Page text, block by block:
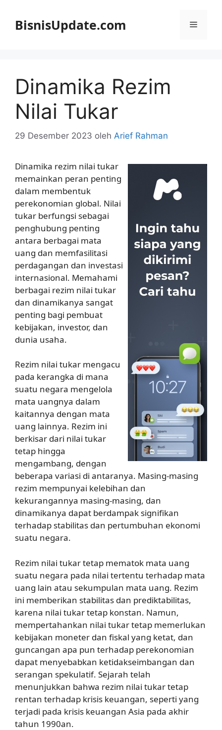
BisnisUpdate.com Menu
Dinamika Rezim
Nilai Tukar
29 Desember 2023 oleh Arief Rahman
Dinamika rezim nilai tukar
memainkan peran penting
dalam membentuk
perekonomian global. Nilai
tukar berfungsi sebagai
penghubung penting
antara berbagai mata
uang dan memfasilitasi
perdagangan dan investasi
internasional. Memahami
berbagai rezim nilai tukar
dan dinamikanya sangat
penting bagi pembuat
kebijakan, investor, dan
dunia usaha.
Rezim nilai tukar mengacu
pada kerangka di mana
suatu negara mengelola
mata uangnya dalam
kaitannya dengan mata
uang lainnya. Rezim ini
berkisar dari nilai tukar
tetap hingga
mengambang, dengan
beberapa variasi di antaranya. Masing-masing
rezim mempunyai kelebihan dan
kekurangannya masing-masing, dan
dinamikanya dapat berdampak signifikan
terhadap stabilitas dan pertumbuhan ekonomi
suatu negara.
Rezim nilai tukar tetap mematok mata uang
suatu negara pada nilai tertentu terhadap mata
uang lain atau sekumpulan mata uang. Rezim
ini memberikan stabilitas dan prediktabilitas,
karena nilai tukar tetap konstan. Namun,
mempertahankan nilai tukar tetap memerlukan
kebijakan moneter dan fiskal yang ketat, dan
guncangan apa pun terhadap perekonomian
dapat menyebabkan ketidakseimbangan dan
serangan spekulatif. Sejarah telah
menunjukkan bahwa rezim nilai tukar tetap
rentan terhadap krisis keuangan, seperti yang
terjadi pada krisis keuangan Asia pada akhir
tahun 1990an.